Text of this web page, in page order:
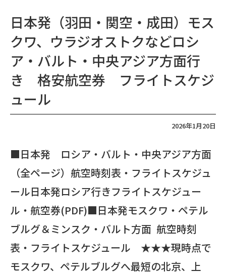
日本発（羽田・関空・成田）モス
クワ、ウラジオストクなどロシ
ア・バルト・中央アジア方面行
き 格安航空券 フライトスケジ
ュール
2026年1月20日
■日本発 ロシア・バルト・中央アジア方面
（全ページ）航空時刻表・フライトスケジュ
ール日本発ロシア行きフライトスケジュー
ル・航空券(PDF)■日本発モスクワ・ペテル
ブルグ＆ミンスク・バルト方面 航空時刻
表・フライトスケジュール ★★★現時点で
モスクワ、ペテルブルグへ最短の北京、上